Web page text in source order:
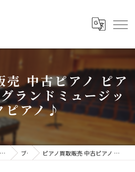
売 中古ピアノ ピア
ランドミュージッ
ピアノ♪
名古屋のピアノならグランドミュージックピアノ株式会社 ブログ ピアノ買取販売 中古ピアノ ピアノレンタル グランドミュージックピアノ♪